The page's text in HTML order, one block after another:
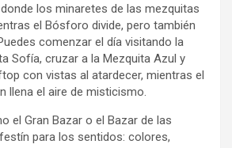
los minaretes de las mezquitas
el Bósforo divide, pero también
comenzar el día visitando la
Sofía, cruzar a la Mezquita Azul y
con vistas al atardecer, mientras el
llena el aire de misticismo.
el Gran Bazar o el Bazar de las
para los sentidos: colores,